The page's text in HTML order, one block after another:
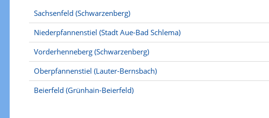
Sachsenfeld (Schwarzenberg)
Niederpfannenstiel (Stadt Aue-Bad Schlema)
Vorderhenneberg (Schwarzenberg)
Oberpfannenstiel (Lauter-Bernsbach)
Beierfeld (Grünhain-Beierfeld)